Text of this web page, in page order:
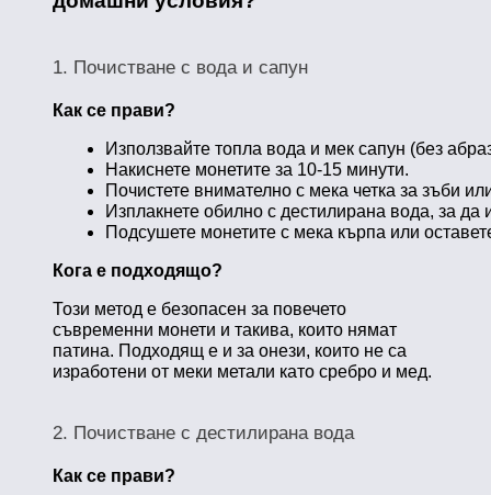
1. Почистване с вода и сапун
Как се прави?
Използвайте топла вода и мек сапун (без
Накиснете монетите за 10-15 минути.
Почистете внимателно с мека четка за зъби
Изплакнете обилно с дестилирана вода, за да
Подсушете монетите с мека кърпа или
Кога е подходящо?
Този метод е безопасен за повечето
съвременни монети и такива, които нямат
патина. Подходящ е и за онези, които не са
изработени от меки метали като сребро и мед.
2. Почистване с дестилирана вода
Как се прави?